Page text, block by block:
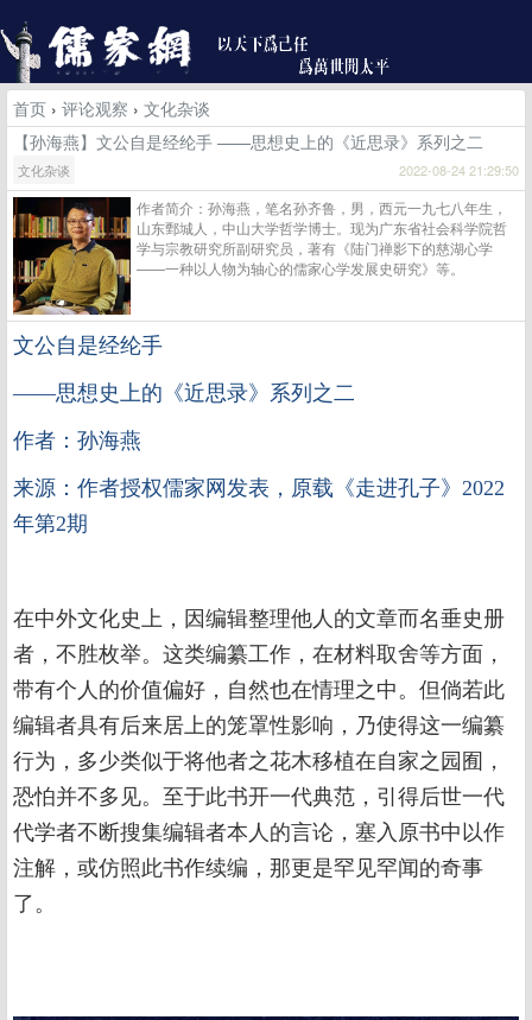
首页 › 评论观察 › 文化杂谈
【孙海燕】文公自是经纶手 ——思想史上的《近思录》系列之二
文化杂谈 2022-08-24 21:29:50
作者简介：孙海燕，笔名孙齐鲁，男，西元一九七八年生，
山东鄄城人，中山大学哲学博士。现为广东省社会科学院哲
学与宗教研究所副研究员，著有《陆门禅影下的慈湖心学
——一种以人物为轴心的儒家心学发展史研究》等。
文公自是经纶手
——思想史上的《近思录》系列之二
作者：孙海燕
来源：作者授权儒家网发表，原载《走进孔子》2022
年第2期
在中外文化史上，因编辑整理他人的文章而名垂史册
者，不胜枚举。这类编纂工作，在材料取舍等方面，
带有个人的价值偏好，自然也在情理之中。但倘若此
编辑者具有后来居上的笼罩性影响，乃使得这一编纂
行为，多少类似于将他者之花木移植在自家之园囿，
恐怕并不多见。至于此书开一代典范，引得后世一代
代学者不断搜集编辑者本人的言论，塞入原书中以作
注解，或仿照此书作续编，那更是罕见罕闻的奇事
了。